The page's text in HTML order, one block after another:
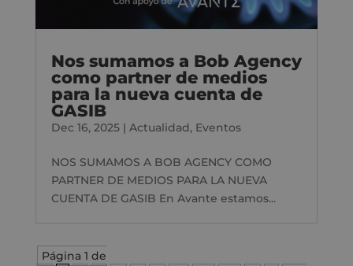
Nos sumamos a Bob Agency
como partner de medios
para la nueva cuenta de
GASIB
Dec 16, 2025| Actualidad, Eventos
NOS SUMAMOS A BOB AGENCY COMO
PARTNER DE MEDIOS PARA LA NUEVA
CUENTA DE GASIB En Avante estamos...
Página 1 de